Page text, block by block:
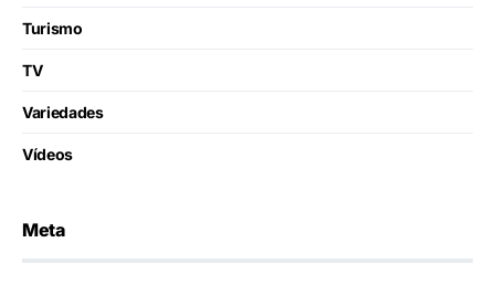
Turismo
TV
Variedades
Vídeos
Meta